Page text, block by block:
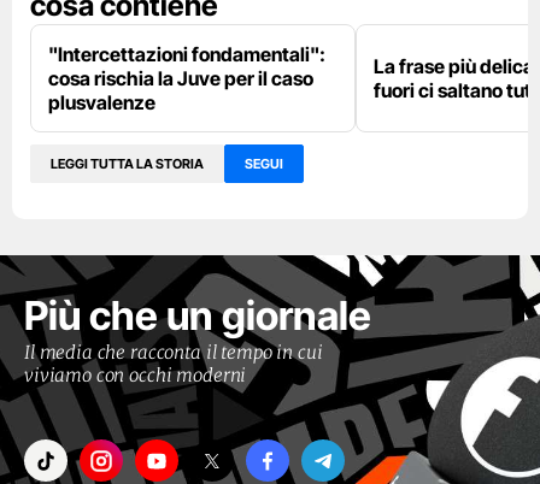
"Intercettazioni fondamentali":
cosa rischia la Juve per il caso
plusvalenze
La frase più
fuori ci saltano
LEGGI TUTTA LA STORIA SEGUI
Più che un giornale
Il media che racconta il tempo in cui
viviamo con occhi moderni